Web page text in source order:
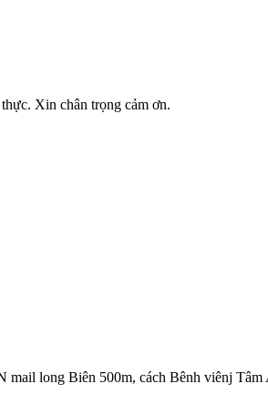
Xin chân trọng cảm ơn.
long Biên 500m, cách Bênh viênj